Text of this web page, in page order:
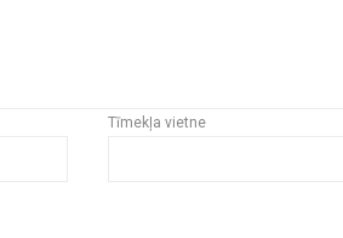
Tīmekļa vietne